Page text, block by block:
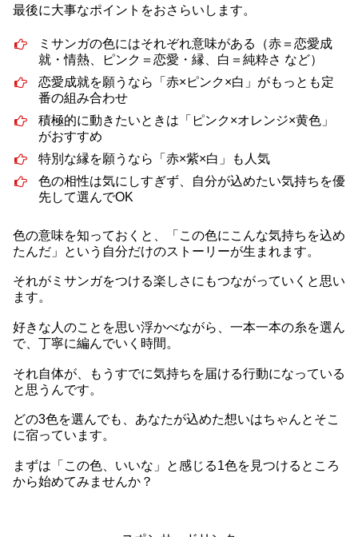
最後に大事なポイントをおさらいします。
ミサンガの色にはそれぞれ意味がある（赤＝恋愛成
就・情熱、ピンク＝恋愛・縁、白＝純粋さ など）
恋愛成就を願うなら「赤×ピンク×白」がもっとも定
番の組み合わせ
積極的に動きたいときは「ピンク×オレンジ×黄色」
がおすすめ
特別な縁を願うなら「赤×紫×白」も人気
色の相性は気にしすぎず、自分が込めたい気持ちを優
先して選んでOK
色の意味を知っておくと、「この色にこんな気持ちを込め
たんだ」という自分だけのストーリーが生まれます。
それがミサンガをつける楽しさにもつながっていくと思い
ます。
好きな人のことを思い浮かべながら、一本一本の糸を選ん
で、丁寧に編んでいく時間。
それ自体が、もうすでに気持ちを届ける行動になっている
と思うんです。
どの3色を選んでも、あなたが込めた想いはちゃんとそこ
に宿っています。
まずは「この色、いいな」と感じる1色を見つけるところ
から始めてみませんか？